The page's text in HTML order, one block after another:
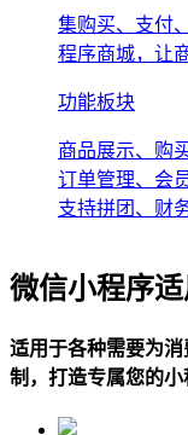
集购买、支付
程序商城，让
功能板块
商品展示、购
订单管理、会
支持拼团、财
微信小程序
适用于各种需要为
制，打造专属您的小